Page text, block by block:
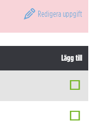
Redigera uppgift
Lägg till